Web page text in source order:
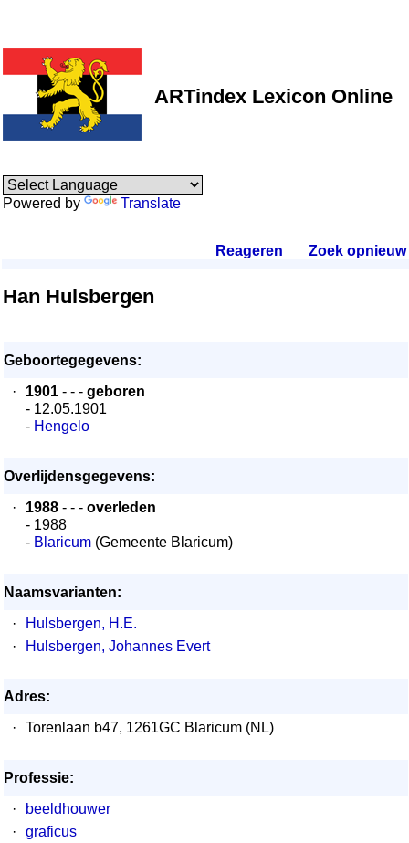
ARTindex Lexicon Online
Powered by Translate
Reageren Zoek opnieuw.
Han Hulsbergen
Geboortegegevens:
·
1901 - - - geboren
- 12.05.1901
- Hengelo
Overlijdensgegevens:
·
1988 - - - overleden
- 1988
- Blaricum (Gemeente Blaricum)
Naamsvarianten:
·
Hulsbergen, H.E.
·
Hulsbergen, Johannes Evert
Adres:
·
Torenlaan b47, 1261GC Blaricum (NL)
Professie:
·
beeldhouwer
·
graficus